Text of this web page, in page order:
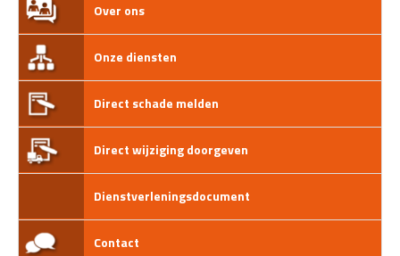
Over ons
Onze diensten
Direct schade melden
Direct wijziging doorgeven
Dienstverleningsdocument
Contact